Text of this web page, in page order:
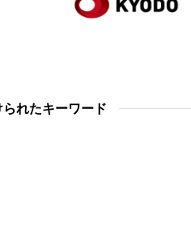
れたキーワード